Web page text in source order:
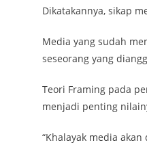
Dikatakannya, sikap
Media yang sudah
seseorang yang
Teori Framing pada
menjadi penting
“Khalayak media